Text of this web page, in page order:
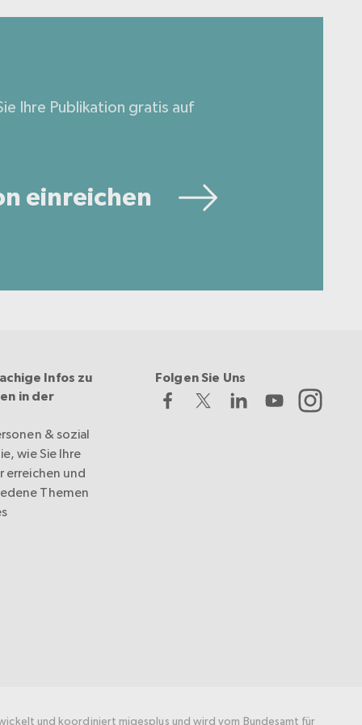
Ihre Publikation gratis auf
einreichen
Infos zu
in der
& sozial
wie Sie Ihre
erreichen und
Themen
Folgen Sie Uns
und koordiniert migesplus und wird vom Bundesamt für